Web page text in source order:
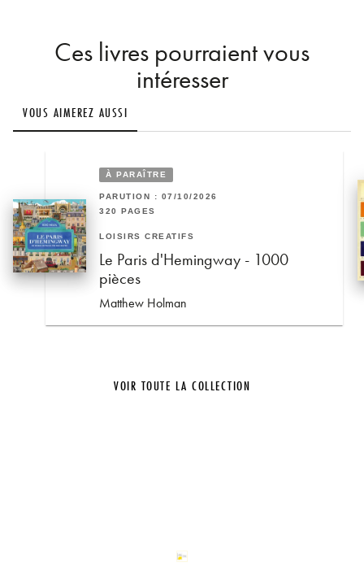
Ces livres pourraient vous
intéresser
VOUS AIMEREZ AUSSI
À PARAÎTRE
PARUTION : 07/10/2026
320 PAGES
LOISIRS CRÉATIFS
Le Paris d'Hemingway - 1000
pièces
Matthew Holman
VOIR TOUTE LA COLLECTION